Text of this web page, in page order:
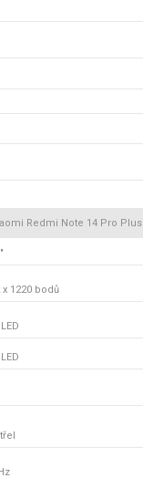
Redmi Note 14 Pro Plus
x 1220 bodů